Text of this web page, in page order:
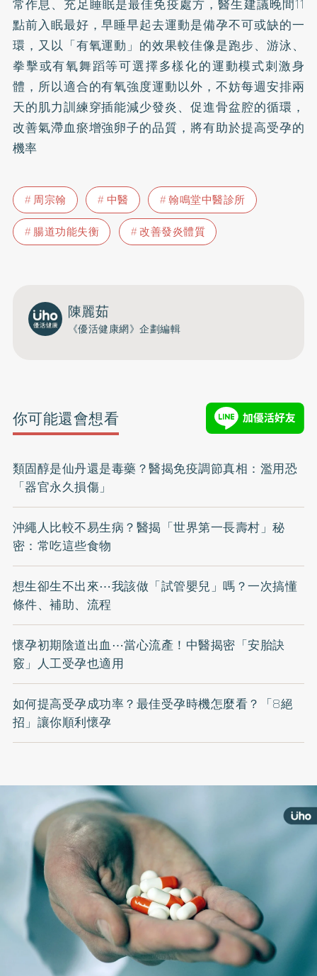
常作息、充足睡眠是最佳免疫處方，醫生建議晚間11
點前入眠最好，早睡早起去運動是備孕不可或缺的一
環，又以「有氧運動」的效果較佳像是跑步、游泳、
拳擊或有氧舞蹈等可選擇多樣化的運動模式刺激身
體，所以適合的有氧強度運動以外，不妨每週安排兩
天的肌力訓練穿插能減少發炎、促進骨盆腔的循環，
改善氣滯血瘀增強卵子的品質，將有助於提高受孕的
機率
周宗翰 中醫
翰鳴堂中醫診所
腸道功能失衡
改善發炎體質
陳麗茹
《優活健康網》企劃編輯
你可能還會想看
類固醇是仙丹還是毒藥？醫揭免疫調節真相：濫用恐
「器官永久損傷」
沖繩人比較不易生病？醫揭「世界第一長壽村」秘
密：常吃這些食物
想生卻生不出來⋯我該做「試管嬰兒」嗎？一次搞懂
條件、補助、流程
懷孕初期陰道出血⋯當心流產！中醫揭密「安胎訣
竅」人工受孕也適用
如何提高受孕成功率？最佳受孕時機怎麼看？「8絕
招」讓你順利懷孕